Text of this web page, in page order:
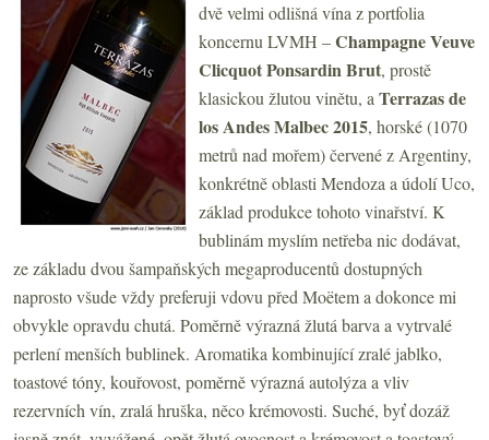
dvě velmi odlišná vína z portfolia
koncernu LVMH –Champagne Veuve
Clicquot Ponsardin Brut, prostě
klasickou žlutou vinětu, aTerrazas de
los Andes Malbec 2015, horské (1070
metrů nad mořem) červené z Argentiny,
konkrétně oblasti Mendoza a údolí Uco,
základ produkce tohoto vinařství. K
bublinám myslím netřeba nic dodávat,
ze základu dvou šampaňských megaproducentů dostupných
naprosto všude vždy preferuji vdovu před Moëtem a dokonce mi
obvykle opravdu chutá. Poměrně výrazná žlutá barva a vytrvalé
perlení menších bublinek. Aromatika kombinující zralé jablko,
toastové tóny, kouřovost, poměrně výrazná autolýza a vliv
rezervních vín, zralá hruška, něco krémovosti. Suché, byť dozáž